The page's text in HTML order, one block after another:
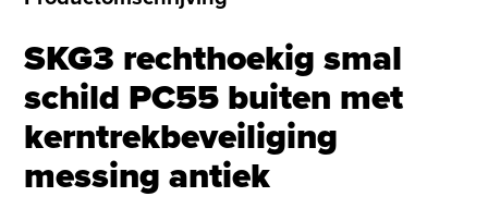
SKG3 rechthoekig smal
schild PC55 buiten met
kerntrekbeveiliging
messing antiek